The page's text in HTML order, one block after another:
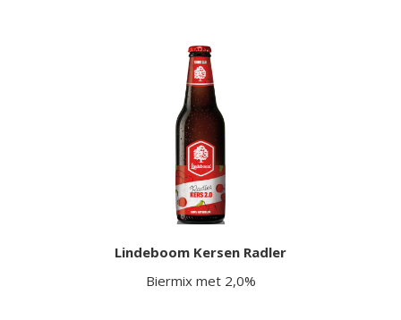
Lindeboom Kersen Radler
Biermix met 2,0%